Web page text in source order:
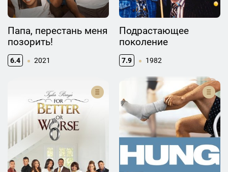
Папа, перестань меня
позорить!
6.4 2021
Подрастающее
поколение
7.9 1982